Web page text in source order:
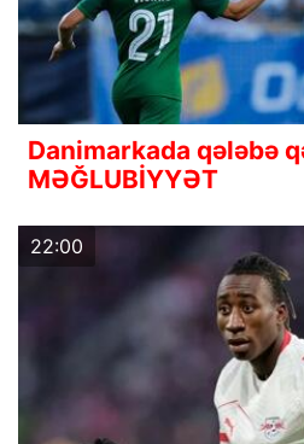
Danimarkada qələbə
MƏĞLUBİYYƏT
22:00